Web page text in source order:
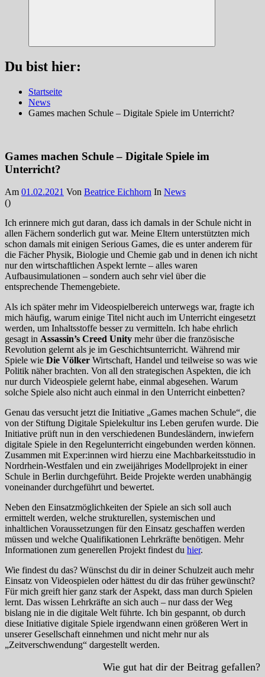
Suchen
Du bist hier:
Startseite
News
Games machen Schule – Digitale Spiele im Unterricht?
Games machen Schule – Digitale Spiele im
Unterricht?
Am 01.02.2021 Von Beatrice Eichhorn In News
()
Ich erinnere mich gut daran, dass ich damals in der Schule nicht in
allen Fächern sonderlich gut war. Meine Eltern unterstützten mich
schon damals mit einigen Serious Games, die es unter anderem für
die Fächer Physik, Biologie und Chemie gab und in denen ich nicht
nur den wirtschaftlichen Aspekt lernte – alles waren
Aufbausimulationen – sondern auch sehr viel über die
entsprechende Themengebiete.
Als ich später mehr im Videospielbereich unterwegs war, fragte ich
mich häufig, warum einige Titel nicht auch im Unterricht eingesetzt
werden, um Inhaltsstoffe besser zu vermitteln. Ich habe ehrlich
gesagt in Assassin’s Creed Unity mehr über die französische
Revolution gelernt als je im Geschichtsunterricht. Während mir
Spiele wie Die Völker Wirtschaft, Handel und teilweise so was wie
Politik näher brachten. Von all den strategischen Aspekten, die ich
nur durch Videospiele gelernt habe, einmal abgesehen. Warum
solche Spiele also nicht auch einmal in den Unterricht einbetten?
Genau das versucht jetzt die Initiative „Games machen Schule“, die
von der Stiftung Digitale Spielekultur ins Leben gerufen wurde. Die
Initiative prüft nun in den verschiedenen Bundesländern, inwiefern
digitale Spiele in den Regelunterricht eingebunden werden können.
Zusammen mit Exper:innen wird hierzu eine Machbarkeitsstudio in
Nordrhein-Westfalen und ein zweijähriges Modellprojekt in einer
Schule in Berlin durchgeführt. Beide Projekte werden unabhängig
voneinander durchgeführt und bewertet.
Neben den Einsatzmöglichkeiten der Spiele an sich soll auch
ermittelt werden, welche strukturellen, systemischen und
inhaltlichen Voraussetzungen für den Einsatz geschaffen werden
müssen und welche Qualifikationen Lehrkräfte benötigen. Mehr
Informationen zum generellen Projekt findest du hier.
Wie findest du das? Wünschst du dir in deiner Schulzeit auch mehr
Einsatz von Videospielen oder hättest du dir das früher gewünscht?
Für mich greift hier ganz stark der Aspekt, dass man durch Spielen
lernt. Das wissen Lehrkräfte an sich auch – nur dass der Weg
bislang nie in die digitale Welt führte. Ich bin gespannt, ob durch
diese Initiative digitale Spiele irgendwann einen größeren Wert in
unserer Gesellschaft einnehmen und nicht mehr nur als
„Zeitverschwendung“ dargestellt werden.
Wie gut hat dir der Beitrag gefallen?